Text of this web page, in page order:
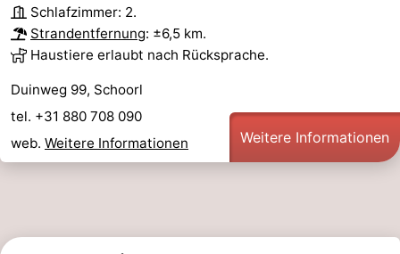
Schlafzimmer: 2.
Strandentfernung: ±6,5 km.
Haustiere erlaubt nach Rücksprache.
Duinweg 99, Schoorl
tel. +31 880 708 090
web. Weitere Informationen Weitere Informationen